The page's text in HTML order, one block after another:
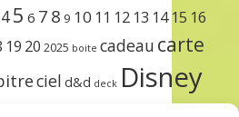
45 6 7 8 9 10 11 12 13 14 15 16
19 20 2025 boite cadeau carte
ciel d&d deck Disney